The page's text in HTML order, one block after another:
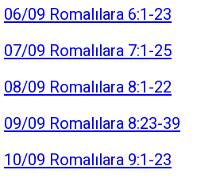
06/09 Romalılara 6:1-23
07/09 Romalılara 7:1-25
08/09 Romalılara 8:1-22
09/09 Romalılara 8:23-39
10/09 Romalılara 9:1-23